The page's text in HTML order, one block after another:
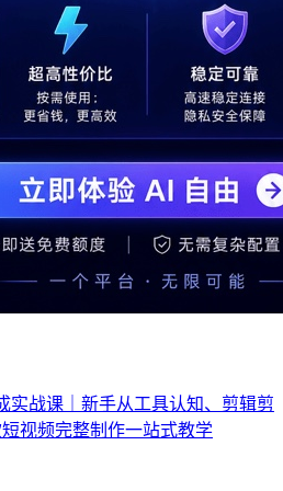
实战课｜新手从工具认知、剪辑剪
视频完整制作一站式教学